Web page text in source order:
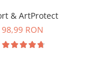
& ArtProtect
98,99 RON